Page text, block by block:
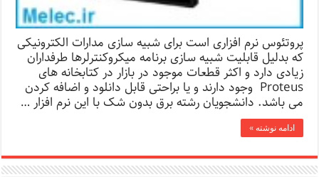
پروتئوس نرم افزاری است برای شبیه سازی مدارات الکترونیکی
که بدلیل قابلیت شبیه سازی برنامه میکروکنترلرها طرفداران
زیادی دارد و اکثر قطعات موجود در بازار در کتابخانه های
Proteus وجود دارند و یا براحتی قابل دانلود و اضافه کردن
می باشد. دانشجویان رشته برق بدون شک با این نرم افزار …
ادامه نوشته »